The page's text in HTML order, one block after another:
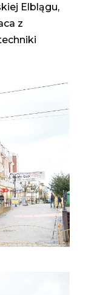
Elblągu,
z